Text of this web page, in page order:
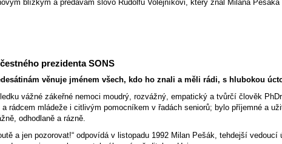
blízkým a předávám slovo Rudolfu Volejníkovi, který znal Milana
prezidenta SONS
věnuje jménem všech, kdo ho znali a měli rádi, s hlubokou
vážné zákeřné nemoci moudrý, rozvážný, empatický a tvůrčí člověk
rádcem mládeže i citlivým pomocníkem v řadách seniorů; bylo příjemné a
odhodlaně a rázně.
a jen pozorovat!“ odpovídá v listopadu 1992 Milan Pešák, tehdejší